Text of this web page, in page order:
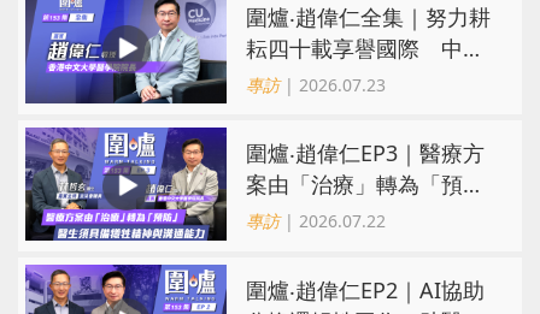
圍爐‧趙偉仁全集｜努力耕
耘四十載享譽國際 中大
醫學院致力醫療創科造福
專訪| 2026.07.23
圍爐‧趙偉仁EP3｜醫療方
案由「治療」轉為「預
防」 醫生須具備犧牲精神
專訪| 2026.07.22
圍爐‧趙偉仁EP2｜AI協助